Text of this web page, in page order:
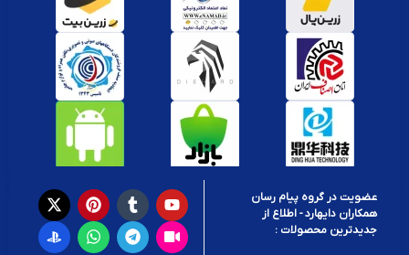
عضویت در گروه پیام رسان
همکاران دایهارد - اطلاع از
جدیدترین محصولات :